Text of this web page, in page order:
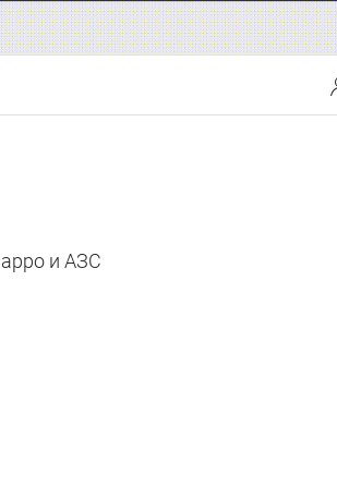
и АЗС